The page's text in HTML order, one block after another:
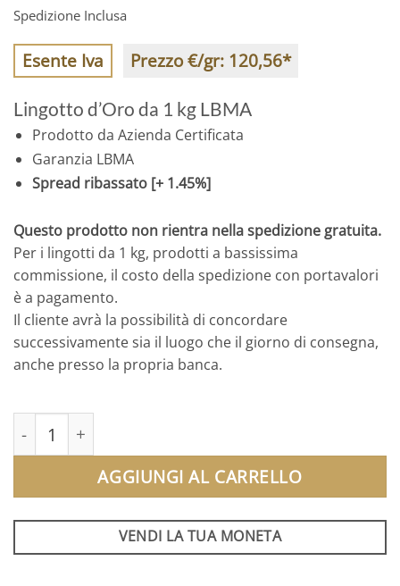
Spedizione Inclusa
Esente Iva Prezzo €/gr: 120,56*
Lingotto d’Oro da 1 kg LBMA
Prodotto da Azienda Certificata
Garanzia LBMA
Spread ribassato [+ 1.45%]
Questo prodotto non rientra nella spedizione gratuita.
Per i lingotti da 1 kg, prodotti a bassissima
commissione, il costo della spedizione con portavalori
è a pagamento.
Il cliente avrà la possibilità di concordare
successivamente sia il luogo che il giorno di consegna,
anche presso la propria banca.
Lingotto d'Oro | 1 Kg LBMA quantità
AGGIUNGI AL CARRELLO
VENDI LA TUA MONETA